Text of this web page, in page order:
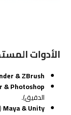
الأدوات
& ZBrush
& Photoshop
الدقيق).
Maya & Unity